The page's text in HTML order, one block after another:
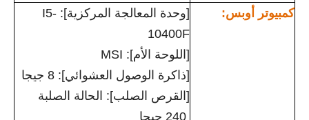
كمبيوتر أوبس:
[وحدة المعالجة المركزية]: I5-
10400F
[اللوحة الأم]: MSI
[ذاكرة الوصول العشوائي]: 8 جيجا
[القرص الصلب]: الحالة الصلبة